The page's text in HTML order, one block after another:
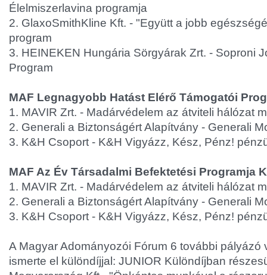
Élelmiszerlavina programja
2. GlaxoSmithKline Kft. - "Együtt a jobb
program
3. HEINEKEN Hungária Sörgyárak Zrt. - Soproni
Program
MAF Legnagyobb Hatást Elérő Támogatói
1. MAVIR Zrt. - Madárvédelem az átviteli hálózat
2. Generali a Biztonságért Alapítvány - Generali
3. K&H Csoport - K&H Vigyázz, Kész, Pénz!
MAF Az Év Társadalmi Befektetési Programja
1. MAVIR Zrt. - Madárvédelem az átviteli hálózat
2. Generali a Biztonságért Alapítvány - Generali
3. K&H Csoport - K&H Vigyázz, Kész, Pénz!
A Magyar Adományozói Fórum 6 további pályázó
ismerte el különdíjjal: JUNIOR Különdíjban